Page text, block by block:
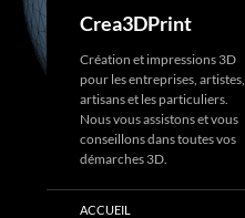
Crea3DPrint
Création et impressions 3D
pour les entreprises, artistes,
artisans et les particuliers.
Nous vous assistons et vous
conseillons dans toutes vos
démarches 3D.
ACCUEIL